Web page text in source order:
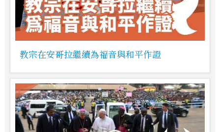
教宗在安哥拉繼續為福音與和平作證